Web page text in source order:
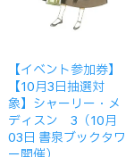
【イベント参加券】
【10月3日抽選対
象】シャーリー・メ
ディスン 3（10月
03日 書泉ブックタワ